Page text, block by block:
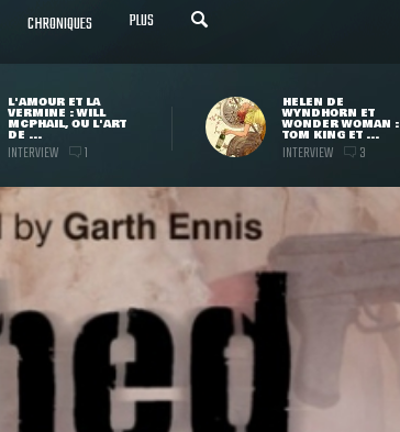
CHRONIQUES PLUS
L'AMOUR ET LA
VERMINE : WILL
MCPHAIL, OU L'ART
DE ...
INTERVIEW 1
HELEN DE
WYNDHORN ET
WONDER WOMAN :
TOM KING ET ...
INTERVIEW 3